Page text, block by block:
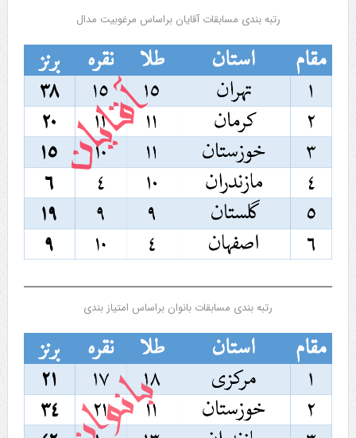
رتبه بندی مسابقات آقایان براساس مرغوبیت مدال
رتبه بندی مسابقات بانوان براساس امتیاز بندی